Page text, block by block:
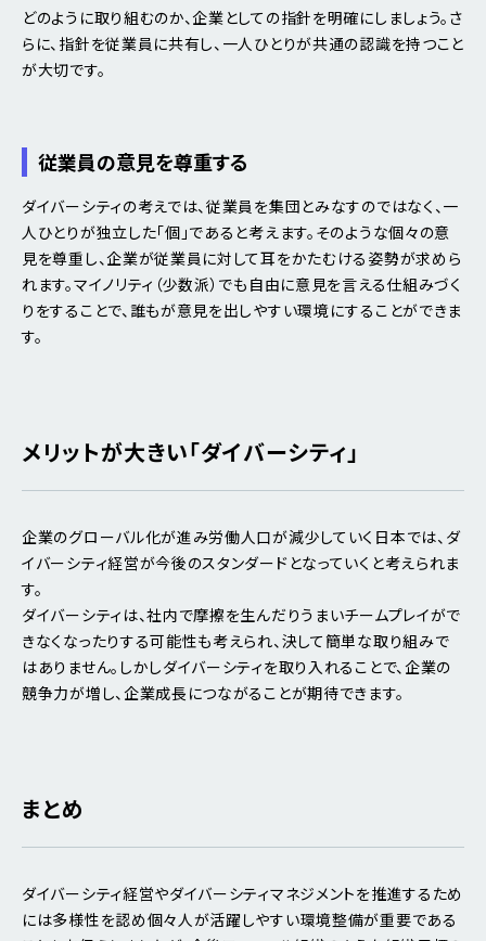
どのように取り組むのか、企業としての指針を明確にしましょう。さ
らに、指針を従業員に共有し、一人ひとりが共通の認識を持つこと
が大切です。
従業員の意見を尊重する
ダイバーシティの考えでは、従業員を集団とみなすのではなく、一
人ひとりが独立した「個」であると考えます。そのような個々の意
見を尊重し、企業が従業員に対して耳をかたむける姿勢が求めら
れます。マイノリティ（少数派）でも自由に意見を言える仕組みづく
りをすることで、誰もが意見を出しやすい環境にすることができま
す。
メリットが大きい「ダイバーシティ」
企業のグローバル化が進み労働人口が減少していく日本では、ダ
イバーシティ経営が今後のスタンダードとなっていくと考えられま
す。
ダイバーシティは、社内で摩擦を生んだりうまいチームプレイがで
きなくなったりする可能性も考えられ、決して簡単な取り組みで
はありません。しかしダイバーシティを取り入れることで、企業の
競争力が増し、企業成長につながることが期待できます。
まとめ
ダイバーシティ経営やダイバーシティマネジメントを推進するため
には多様性を認め個々人が活躍しやすい環境整備が重要である